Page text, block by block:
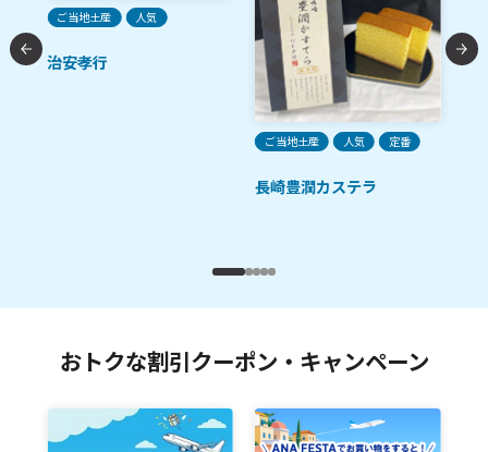
ご当地土産 人気
治安孝行
ご当地土産 人気 定番
長崎豊潤カステラ
おトクな割引クーポン・キャンペーン